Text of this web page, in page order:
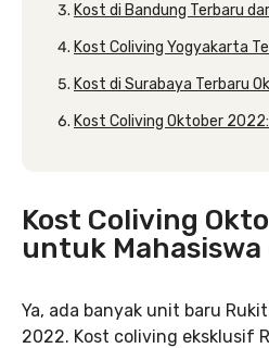
Kost di Bandung Terbaru
Kost Coliving Yogyakarta
Kost di Surabaya Terbaru
Kost Coliving Oktober
Kost Coliving
untuk Mahasiswa
Ya, ada banyak unit baru
2022. Kost coliving eksklusif